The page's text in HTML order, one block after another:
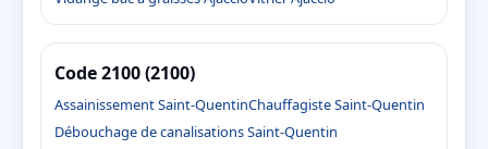
Code 2100 (2100)
Assainissement Saint-QuentinChauffagiste Saint-Quentin
Débouchage de canalisations Saint-Quentin